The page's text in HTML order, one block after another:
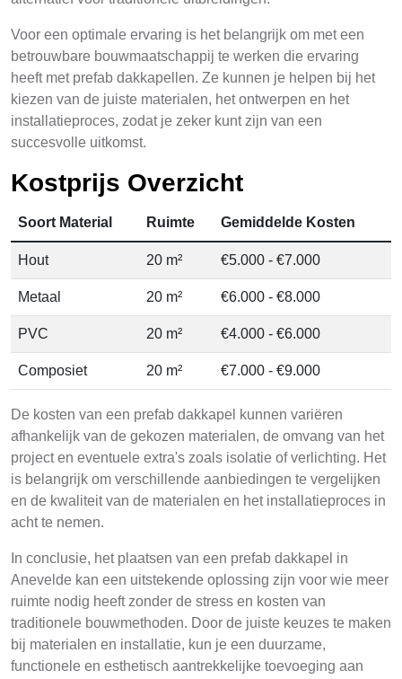
Voor een optimale ervaring is het belangrijk om met een
betrouwbare bouwmaatschappij te werken die ervaring
heeft met prefab dakkapellen. Ze kunnen je helpen bij het
kiezen van de juiste materialen, het ontwerpen en het
installatieproces, zodat je zeker kunt zijn van een
succesvolle uitkomst.
Kostprijs Overzicht
Soort Material Ruimte Gemiddelde Kosten
Hout 20 m² €5.000 - €7.000
Metaal 20 m² €6.000 - €8.000
PVC 20 m² €4.000 - €6.000
Composiet 20 m² €7.000 - €9.000
De kosten van een prefab dakkapel kunnen variëren
afhankelijk van de gekozen materialen, de omvang van het
project en eventuele extra's zoals isolatie of verlichting. Het
is belangrijk om verschillende aanbiedingen te vergelijken
en de kwaliteit van de materialen en het installatieproces in
acht te nemen.
In conclusie, het plaatsen van een prefab dakkapel in
Anevelde kan een uitstekende oplossing zijn voor wie meer
ruimte nodig heeft zonder de stress en kosten van
traditionele bouwmethoden. Door de juiste keuzes te maken
bij materialen en installatie, kun je een duurzame,
functionele en esthetisch aantrekkelijke toevoeging aan